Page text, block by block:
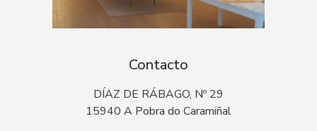
Contacto
DÍAZ DE RÁBAGO, Nº 29
15940 A Pobra do Caramiñal